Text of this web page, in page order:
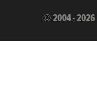
© 2004 - 2026